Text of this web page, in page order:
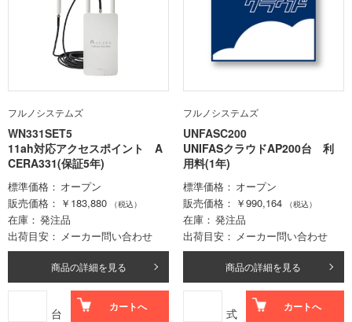
フルノシステムズ
WN331SET5
11ah対応アクセスポイント A
CERA331(保証5年)
標準価格
オープン
販売価格
￥183,880 （税込）
在庫
発注品
出荷目安
メーカー問い合わせ
商品の詳細を見る
台 カートへ
フルノシステムズ
UNFASC200
UNIFASクラウドAP200台 利
用料(1年)
標準価格
オープン
販売価格
￥990,164 （税込）
在庫
発注品
出荷目安
メーカー問い合わせ
商品の詳細を見る
式 カートへ